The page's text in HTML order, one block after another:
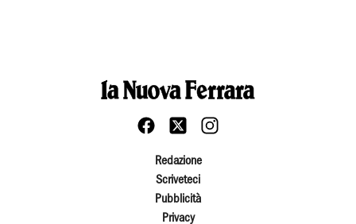
Redazione
Scriveteci
Pubblicità
Privacy